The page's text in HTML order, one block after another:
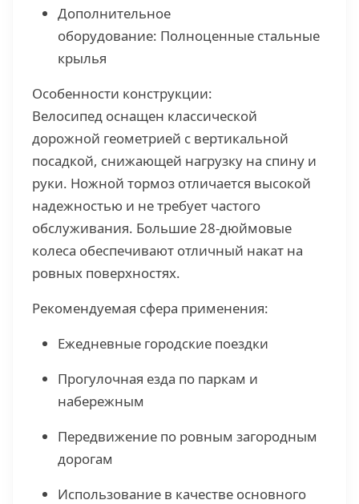
Дополнительное
оборудование: Полноценные стальные
крылья
Особенности конструкции:
Велосипед оснащен классической
дорожной геометрией с вертикальной
посадкой, снижающей нагрузку на спину и
руки. Ножной тормоз отличается высокой
надежностью и не требует частого
обслуживания. Большие 28-дюймовые
колеса обеспечивают отличный накат на
ровных поверхностях.
Рекомендуемая сфера применения:
Ежедневные городские поездки
Прогулочная езда по паркам и
набережным
Передвижение по ровным загородным
дорогам
Использование в качестве основного